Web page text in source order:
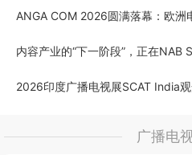
ANGA COM 2026圆满落幕：欧洲
内容产业的“下一阶段”，正在NAB
2026印度广播电视展SCAT India
广播电